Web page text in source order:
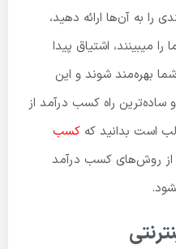
را به آن‌ها ارائه دهید،
را میبینند، اشتیاق پیدا
بهره‌مند شوند و این
ساده‌ترین راه کسب درآمد از
است بدانید که کسب
از روش‌های کسب درآمد